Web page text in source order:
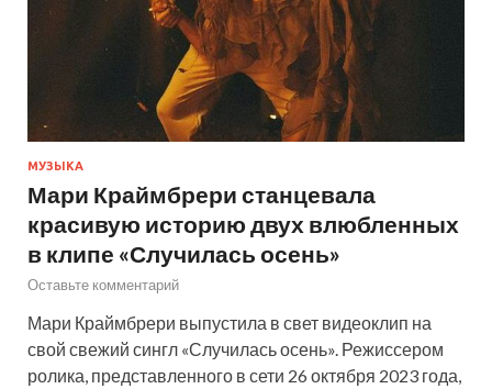
МУЗЫКА
Мари Краймбрери станцевала
красивую историю двух влюбленных
в клипе «Случилась осень»
Оставьте комментарий
Мари Краймбрери выпустила в свет видеоклип на
свой свежий сингл «Случилась осень». Режиссером
ролика, представленного в сети 26 октября 2023 года,